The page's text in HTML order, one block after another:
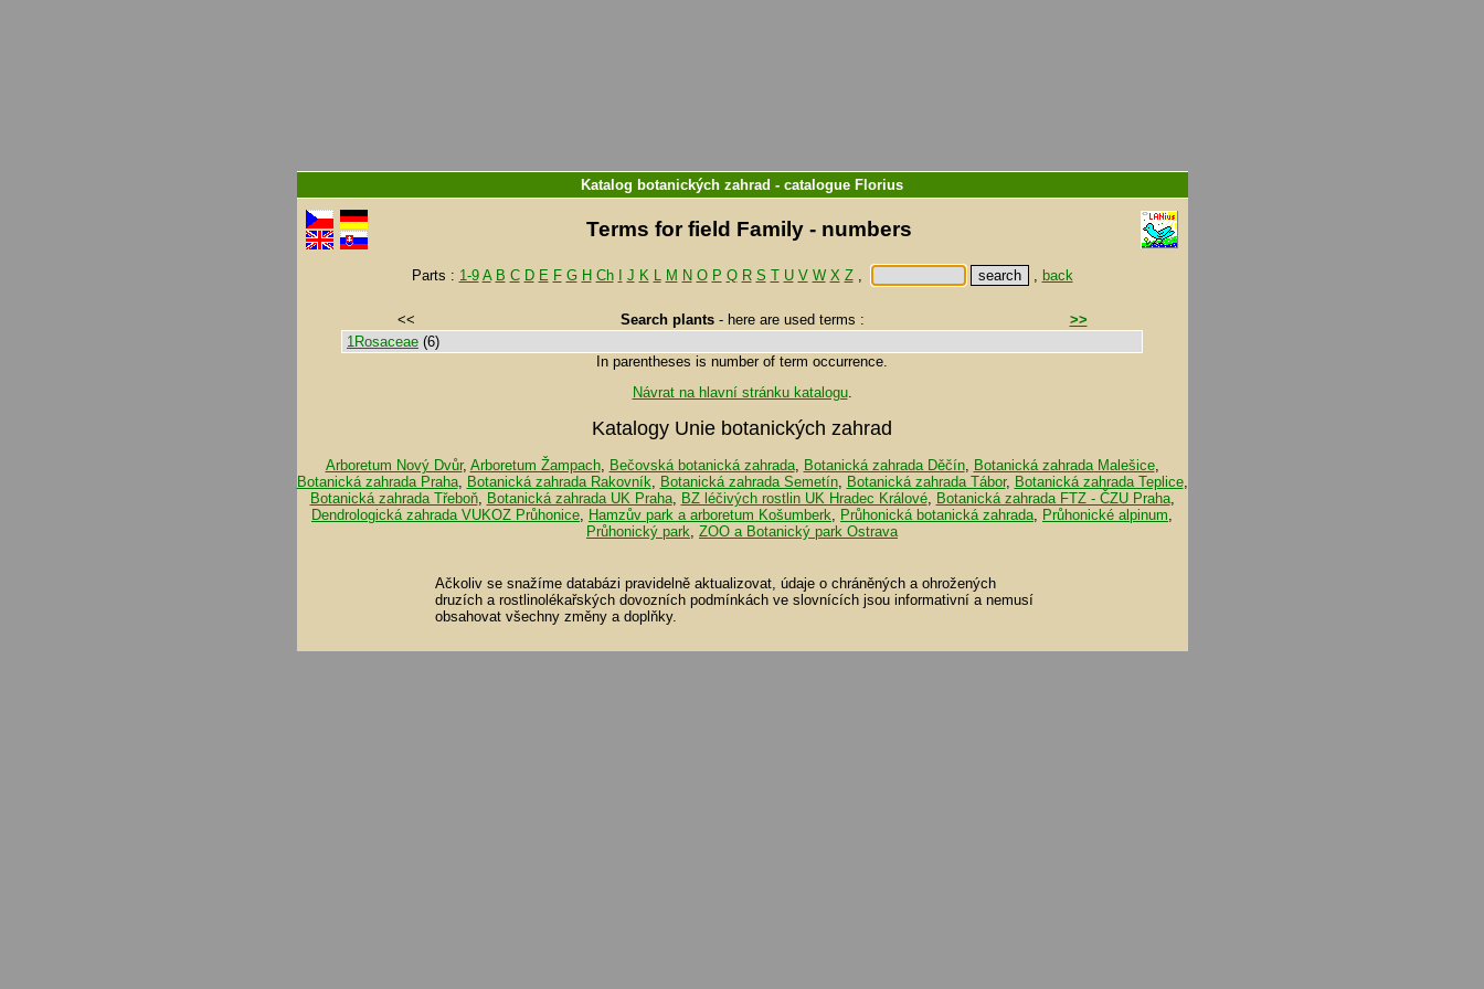
Katalog botanických zahrad - catalogue Florius
Terms for field Family - numbers
Parts : 1-9 A B C D E F G H Ch J K L M N O P Q R S T U V W X Z, , back
<< Search plants - here are used terms :
>>
1Rosaceae (6)
In parentheses is number of term occurrence.
Návrat na hlavní stránku katalogu.
Katalogy Unie botanických zahrad
Arboretum Nový Dvůr, Arboretum Žampach, Bečovská botanická zahrada, Botanická zahrada Děčín, Botanická zahrada Malešice,
Botanická zahrada Praha, Botanická zahrada Rakovník Botanická zahrada Semetín, Botanická zahrada Tábor, Botanická zahrada Teplice,
Botanická zahrada Třeboň, Botanická zahrada UK Praha, BZ léčivých rostlin UK Hradec Králové, Botanická zahrada FTZ - ČZU Praha,
Dendrologická zahrada VUKOZ Průhonice
Hamzův park a arboretum Košumberk Průhonická botanická zahrada Průhonické alpinum
Průhonický park ZOO a Botanický park Ostrava
Ačkoliv se snažíme databázi pravidelně aktualizovat, údaje o chráněných a ohrožených
druzích a rostlinolékařských dovozních podmínkách ve slovnících jsou informativní a nemusí
obsahovat všechny změny a doplňky.